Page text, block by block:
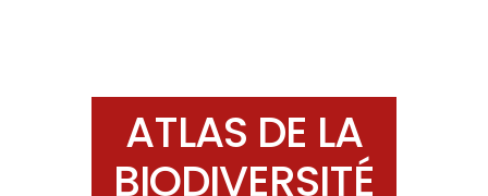
ATLAS DE LA
BIODIVERSITÉ